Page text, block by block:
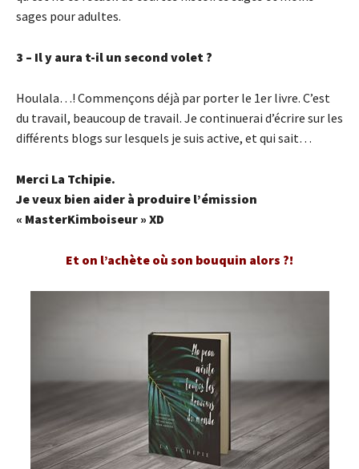
sages pour adultes.
3 – Il y aura t-il un second volet ?
Houlala…! Commençons déjà par porter le 1er livre. C’est
du travail, beaucoup de travail. Je continuerai d’écrire sur les
différents blogs sur lesquels je suis active, et qui sait…
Merci La Tchipie.
Je veux bien aider à produire l’émission
« MasterKimboiseur » XD
Et on l’achète où son bouquin alors ?!